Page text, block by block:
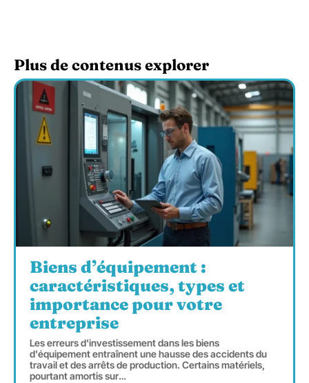
Plus de contenus explorer
Biens d’équipement :
caractéristiques, types et
importance pour votre
entreprise
Les erreurs d'investissement dans les biens
d'équipement entraînent une hausse des accidents du
travail et des arrêts de production. Certains matériels,
pourtant amortis sur…